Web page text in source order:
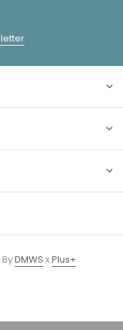
DMWS xPlus+